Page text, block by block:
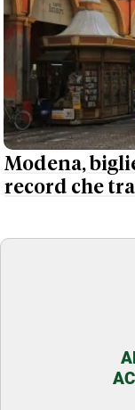
Modena,
record che